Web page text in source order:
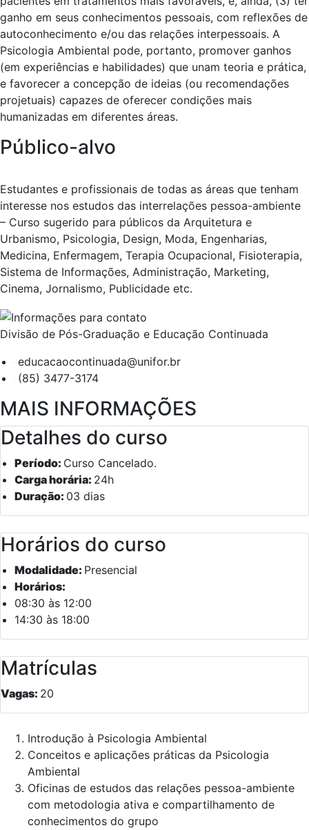
ganho em seus conhecimentos pessoais, com reflexões de
autoconhecimento e/ou das relações interpessoais. A
Psicologia Ambiental pode, portanto, promover ganhos
(em experiências e habilidades) que unam teoria e prática,
e favorecer a concepção de ideias (ou recomendações
projetuais) capazes de oferecer condições mais
humanizadas em diferentes áreas.
Público-alvo
Estudantes e profissionais de todas as áreas que tenham
interesse nos estudos das interrelações pessoa-ambiente
– Curso sugerido para públicos da Arquitetura e
Urbanismo, Psicologia, Design, Moda, Engenharias,
Medicina, Enfermagem, Terapia Ocupacional, Fisioterapia,
Sistema de Informações, Administração, Marketing,
Cinema, Jornalismo, Publicidade etc.
Divisão de Pós-Graduação e Educação Continuada
educacaocontinuada@unifor.br
(85) 3477-3174
MAIS INFORMAÇÕES
Detalhes do curso
Período: Curso Cancelado.
Carga horária: 24h
Duração: 03 dias
Horários do curso
Modalidade: Presencial
Horários:
08:30 às 12:00
14:30 às 18:00
Matrículas
Vagas: 20
Introdução à Psicologia Ambiental
Conceitos e aplicações práticas da Psicologia
Ambiental
Oficinas de estudos das relações pessoa-ambiente
com metodologia ativa e compartilhamento de
conhecimentos do grupo